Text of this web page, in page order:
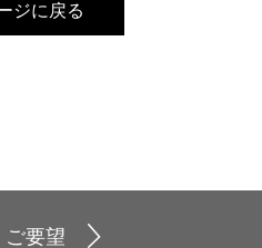
ジに戻る
ご要望